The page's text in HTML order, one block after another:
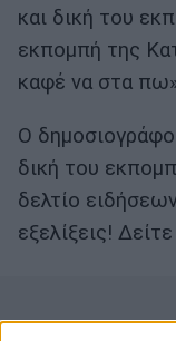
και δική του
εκπομπή της
καφέ να στα
Ο
δική του
δελτίο
εξελίξεις!